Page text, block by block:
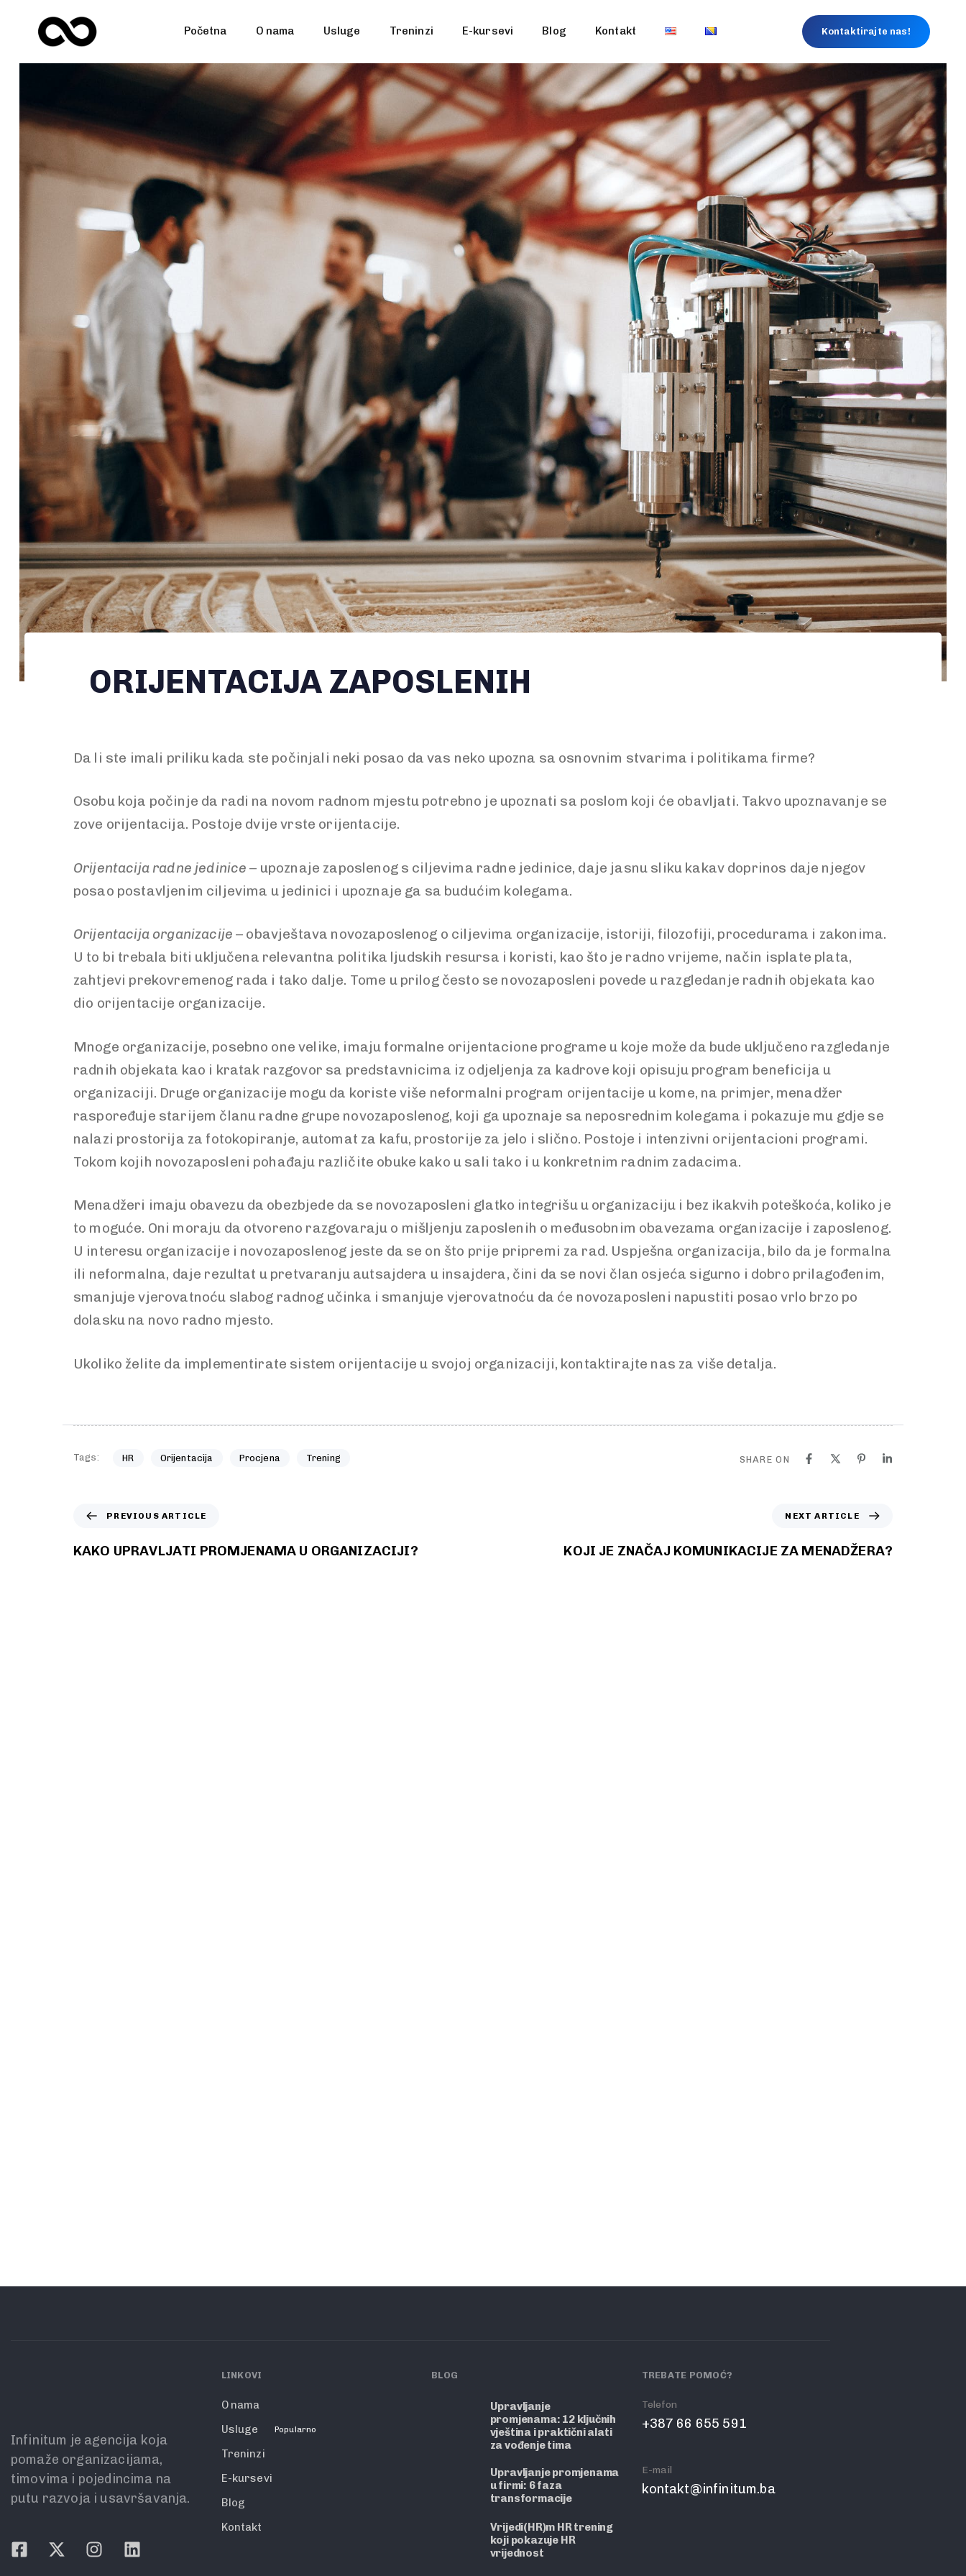
Početna O nama Usluge Treninzi E-kursevi Blog Kontakt Kontaktirajte nas!
ORIJENTACIJA ZAPOSLENIH
Da li ste imali priliku kada ste počinjali neki posao da vas neko upozna sa osnovnim stvarima i politikama firme?
Osobu koja počinje da radi na novom radnom mjestu potrebno je upoznati sa poslom koji će obavljati. Takvo upoznavanje se
zove orijentacija. Postoje dvije vrste orijentacije.
Orijentacija radne jedinice – upoznaje zaposlenog s ciljevima radne jedinice, daje jasnu sliku kakav doprinos daje njegov
posao postavljenim ciljevima u jedinici i upoznaje ga sa budućim kolegama.
Orijentacija organizacije – obavještava novozaposlenog o ciljevima organizacije, istoriji, filozofiji, procedurama i zakonima.
U to bi trebala biti uključena relevantna politika ljudskih resursa i koristi, kao što je radno vrijeme, način isplate plata,
zahtjevi prekovremenog rada i tako dalje. Tome u prilog često se novozaposleni povede u razgledanje radnih objekata kao
dio orijentacije organizacije.
Mnoge organizacije, posebno one velike, imaju formalne orijentacione programe u koje može da bude uključeno razgledanje
radnih objekata kao i kratak razgovor sa predstavnicima iz odjeljenja za kadrove koji opisuju program beneficija u
organizaciji. Druge organizacije mogu da koriste više neformalni program orijentacije u kome, na primjer, menadžer
raspoređuje starijem članu radne grupe novozaposlenog, koji ga upoznaje sa neposrednim kolegama i pokazuje mu gdje se
nalazi prostorija za fotokopiranje, automat za kafu, prostorije za jelo i slično. Postoje i intenzivni orijentacioni programi.
Tokom kojih novozaposleni pohađaju različite obuke kako u sali tako i u konkretnim radnim zadacima.
Menadžeri imaju obavezu da obezbjede da se novozaposleni glatko integrišu u organizaciju i bez ikakvih poteškoća, koliko je
to moguće. Oni moraju da otvoreno razgovaraju o mišljenju zaposlenih o međusobnim obavezama organizacije i zaposlenog.
U interesu organizacije i novozaposlenog jeste da se on što prije pripremi za rad. Uspješna organizacija, bilo da je formalna
ili neformalna, daje rezultat u pretvaranju autsajdera u insajdera, čini da se novi član osjeća sigurno i dobro prilagođenim,
smanjuje vjerovatnoću slabog radnog učinka i smanjuje vjerovatnoću da će novozaposleni napustiti posao vrlo brzo po
dolasku na novo radno mjesto.
Ukoliko želite da implementirate sistem orijentacije u svojoj organizaciji, kontaktirajte nas za više detalja.
Tags: HR Orijentacija Procjena Trening SHARE ON
PREVIOUS ARTICLE
KAKO UPRAVLJATI PROMJENAMA U ORGANIZACIJI?
NEXT ARTICLE
KOJI JE ZNAČAJ KOMUNIKACIJE ZA MENADŽERA?
Infinitum je agencija koja
pomaže organizacijama,
timovima i pojedincima na
putu razvoja i usavršavanja.
LINKOVI
O nama
Usluge
Popularno
Treninzi
E-kursevi
Blog
Kontakt
BLOG
Upravljanje
promjenama: 12 ključnih
vještina i praktični alati
za vođenje tima
Upravljanje promjenama
u firmi: 6 faza
transformacije
Vrijedi(HR)m HR trening
koji pokazuje HR
vrijednost
TREBATE POMOĆ?
Telefon
+387 66 655 591
E-mail
kontakt@infinitum.ba